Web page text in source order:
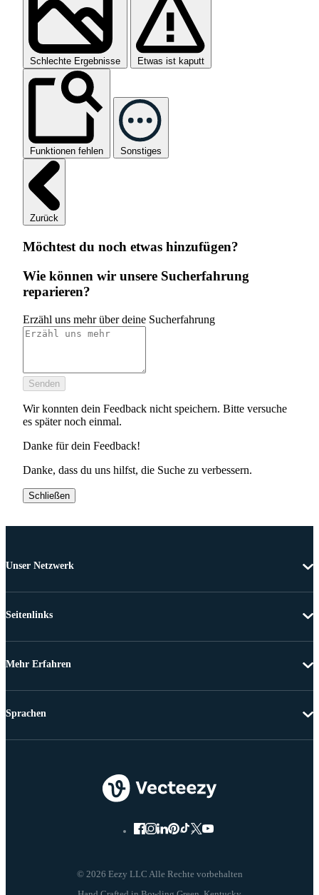
Schlechte Ergebnisse Etwas ist kaputt
Funktionen fehlen Sonstiges
Zurück
Möchtest du noch etwas hinzufügen?
Wie können wir unsere Sucherfahrung
reparieren?
Erzähl uns mehr über deine Sucherfahrung
Senden
Wir konnten dein Feedback nicht speichern. Bitte versuche
es später noch einmal.
Danke für dein Feedback!
Danke, dass du uns hilfst, die Suche zu verbessern.
Schließen
Unser Netzwerk
Seitenlinks
Mehr Erfahren
© 2026 Eezy LLC Alle Rechte vorbehalten
Sprachen